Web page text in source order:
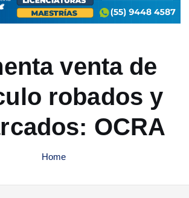
venta de
robados y
OCRA
Home